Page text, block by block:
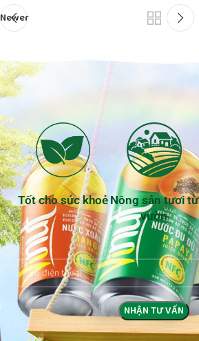
Newer
Tốt cho sức khoẻ Nông sản tươi từ
vườn